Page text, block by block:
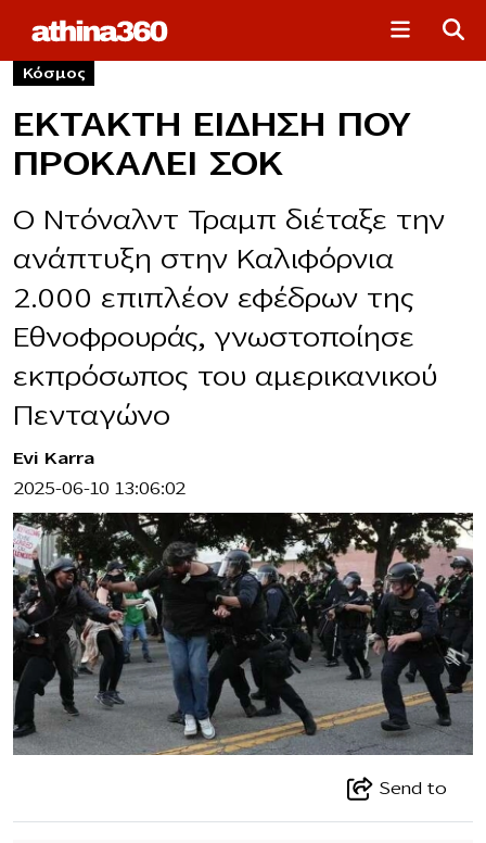
Κόσμος
ΕΚΤΑΚΤΗ ΕΙΔΗΣΗ ΠΟΥ
ΠΡΟΚΑΛΕΙ ΣΟΚ
Ο Ντόναλντ Τραμπ διέταξε την
ανάπτυξη στην Καλιφόρνια
2.000 επιπλέον εφέδρων της
Εθνοφρουράς, γνωστοποίησε
εκπρόσωπος του αμερικανικού
Πενταγώνο
Evi Karra
2025-06-10 13:06:02
Send to